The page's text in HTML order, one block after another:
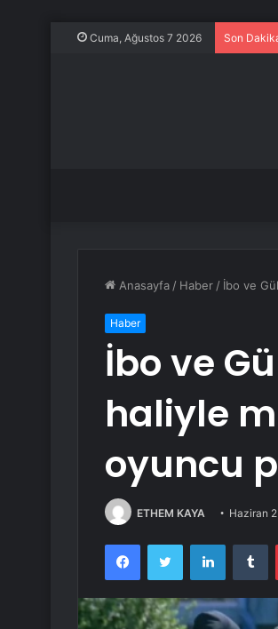
Cuma, Ağustos 7 2026 Son
Anasayfa / Haber / İbo ve
Haber
İbo ve
haliyle
oyuncu
ETHEM KAYA Haziran
FacebookTwitter LinkedIn